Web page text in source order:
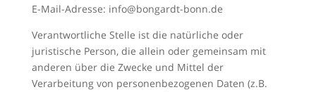
E-Mail-Adresse: info@bongardt-bonn.de
Verantwortliche Stelle ist die natürliche oder
juristische Person, die allein oder gemeinsam mit
anderen über die Zwecke und Mittel der
Verarbeitung von personenbezogenen Daten (z.B.